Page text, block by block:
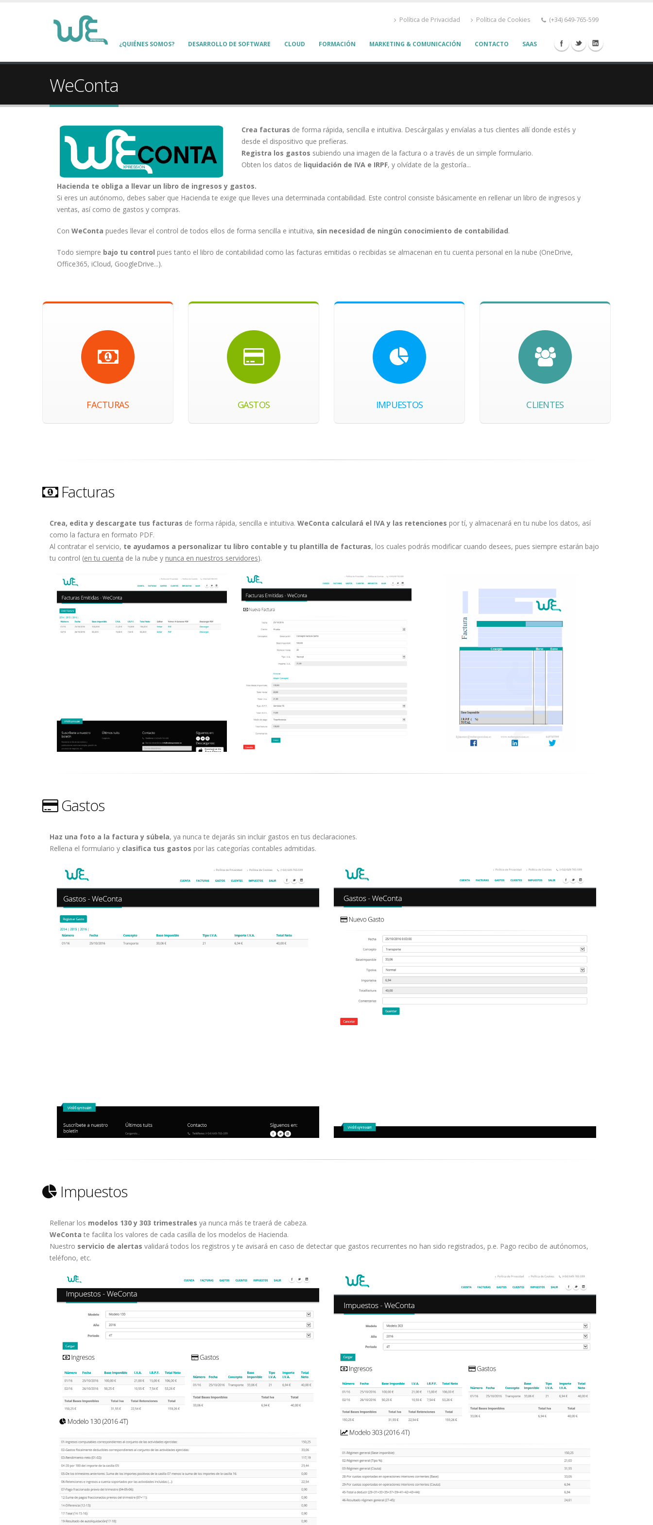
Política de Privacidad Política de Cookies (+34) 649-765-599
¿QUIÉNES SOMOS? DESARROLLO DE SOFTWARE CLOUD FORMACIÓN MARKETING & COMUNICACIÓN CONTACTO SAAS
WeConta
Crea facturas de forma rápida, sencilla e intuitiva. Descárgalas y envíalas a tus clientes allí donde estés y
desde el dispositivo que prefieras.
Registra los gastos subiendo una imagen de la factura o a través de un simple formulario.
Obten los datos de liquidación de IVA e IRPF, y olvídate de la gestoría...
Hacienda te obliga a llevar un libro de ingresos y gastos.
Si eres un autónomo, debes saber que Hacienda te exige que lleves una determinada contabilidad. Este control consiste básicamente en rellenar un libro de ingresos y
ventas, así como de gastos y compras.
Con WeConta puedes llevar el control de todos ellos de forma sencilla e intuitiva, sin necesidad de ningún conocimiento de contabilidad.
Todo siempre bajo tu control pues tanto el libro de contabilidad como las facturas emitidas o recibidas se almacenan en tu cuenta personal en la nube (OneDrive,
Office365, iCloud, GoogleDrive...).
FACTURAS GASTOS IMPUESTOS CLIENTES
Facturas
Crea, edita y descargate tus facturas de forma rápida, sencilla e intuitiva. WeConta calculará el IVA y las retenciones por tí, y almacenará en tu nube los datos, así
como la factura en formato PDF.
Al contratar el servicio, te ayudamos a personalizar tu libro contable y tu plantilla de facturas, los cuales podrás modificar cuando desees, pues siempre estarán bajo
tu control (en tu cuenta de la nube y nunca en nuestros servidores).
Gastos
Haz una foto a la factura y súbela, ya nunca te dejarás sin incluir gastos en tus declaraciones.
Rellena el formulario y clasifica tus gastos por las categorías contables admitidas.
Impuestos
Rellenar los modelos 130 y 303 trimestrales ya nunca más te traerá de cabeza.
WeConta te facilita los valores de cada casilla de los modelos de Hacienda.
Nuestro servicio de alertas validará todos los registros y te avisará en caso de detectar que gastos recurrentes no han sido registrados, p.e. Pago recibo de autónomos,
teléfono, etc.